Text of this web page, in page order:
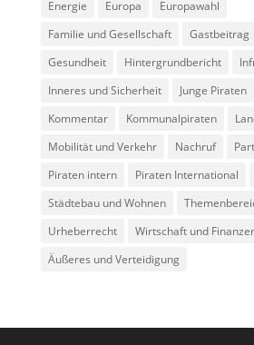
Energie
Europa
Europawahl
Familie und Gesellschaft
Gastbeitrag
Gesundheit
Hintergrundbericht
Inneres und Sicherheit
Junge Piraten
Kommentar
Kommunalpiraten
Mobilität und Verkehr
Nachruf
Piraten intern
Piraten International
Städtebau und Wohnen
Urheberrecht
Wirtschaft und
Äußeres und Verteidigung